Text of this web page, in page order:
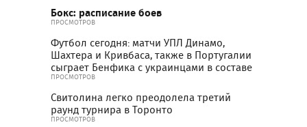
Бокс: расписание боев
ПРОСМОТРОВ
Футбол сегодня: матчи УПЛ Динамо,
Шахтера и Кривбаса, также в Португалии
сыграет Бенфика с украинцами в составе
ПРОСМОТРОВ
Свитолина легко преодолела третий
раунд турнира в Торонто
ПРОСМОТРОВ